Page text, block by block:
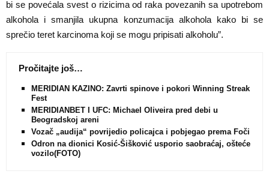
bi se povećala svest o rizicima od raka povezanih sa upotrebom
alkohola i smanjila ukupna konzumacija alkohola kako bi se
sprečio teret karcinoma koji se mogu pripisati alkoholu”.
Pročitajte još…
MERIDIAN KAZINO: Zavrti spinove i pokori Winning Streak
Fest
MERIDIANBET I UFC: Michael Oliveira pred debi u
Beogradskoj areni
Vozač „audija“ povrijedio policajca i pobjegao prema Foči
Odron na dionici Kosić-Šišković usporio saobraćaj, oštećeno
vozilo(FOTO)